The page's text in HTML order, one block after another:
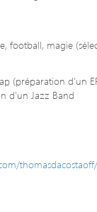
football, magie
(préparation d'un
d'un Jazz Band
thomasdacostaoff/